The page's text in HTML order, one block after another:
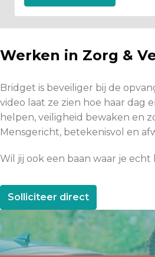
Werken in Zorg &
Bridget is beveiliger bij de
video laat ze zien hoe haar dag
helpen, veiligheid bewaken en
Mensgericht, betekenisvol en
Wil jij ook een baan waar je
Solliciteer direct